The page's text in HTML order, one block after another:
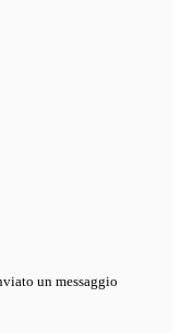
un messaggio